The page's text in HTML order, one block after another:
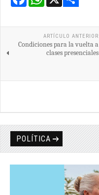
ARTÍCULO ANTERIOR
Condiciones para la vuelta a
clases presenciales
POLÍTICA